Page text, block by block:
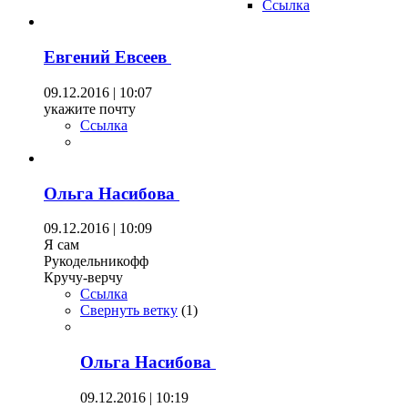
Ссылка
Евгений Евсеев
09.12.2016 | 10:07
укажите почту
Ссылка
Ольга Насибова
09.12.2016 | 10:09
Я сам
Рукодельникофф
Кручу-верчу
Ссылка
Свернуть ветку (1)
Ольга Насибова
09.12.2016 | 10:19